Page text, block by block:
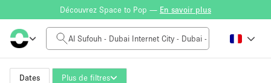
Découvrez Space to Pop — En savoir plus
Dates Plus de filtres
Tarif à la journée
0AED